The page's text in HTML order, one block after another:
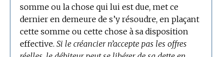
somme ou la chose qui lui est due, met ce
dernier en demeure de s’y résoudre, en plaçant
cette somme ou cette chose à sa disposition
effective. Si le créancier n’accepte pas les offres